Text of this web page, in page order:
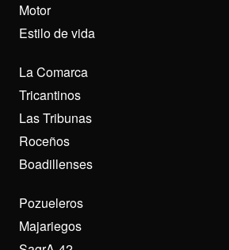
Motor
Estilo de vida
La Comarca
Tricantinos
Las Tribunas
Roceños
Boadillenses
Pozueleros
Majariegos